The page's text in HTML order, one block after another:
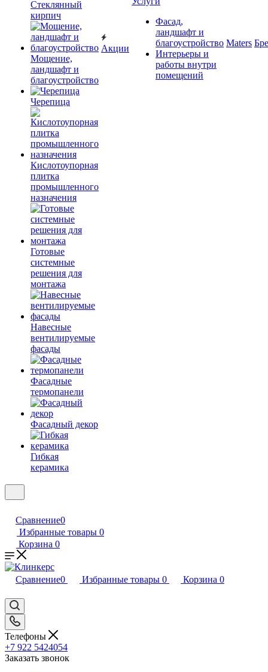
Cтеклянный
кирпич
Мощение,
ландшафт и
благоустройство
Черепица
Кислотоупорная
плитка
промышленного
назначения
Готовые
системные
решения для
монтажа
Навесные
вентилируемые
фасады
Фасадные
термопанели
Фасадный декор
Гибкая
керамика
Акции
Фасад,
ландшафт и
благоустройство
Интерьеры и
работы внутри
помещений
Maters
Сравнение0
Избранные товары 0
Корзина 0
Сравнение0 Избранные товары 0 Корзина 0
Телефоны
+7 922 5424054
Заказать звонок